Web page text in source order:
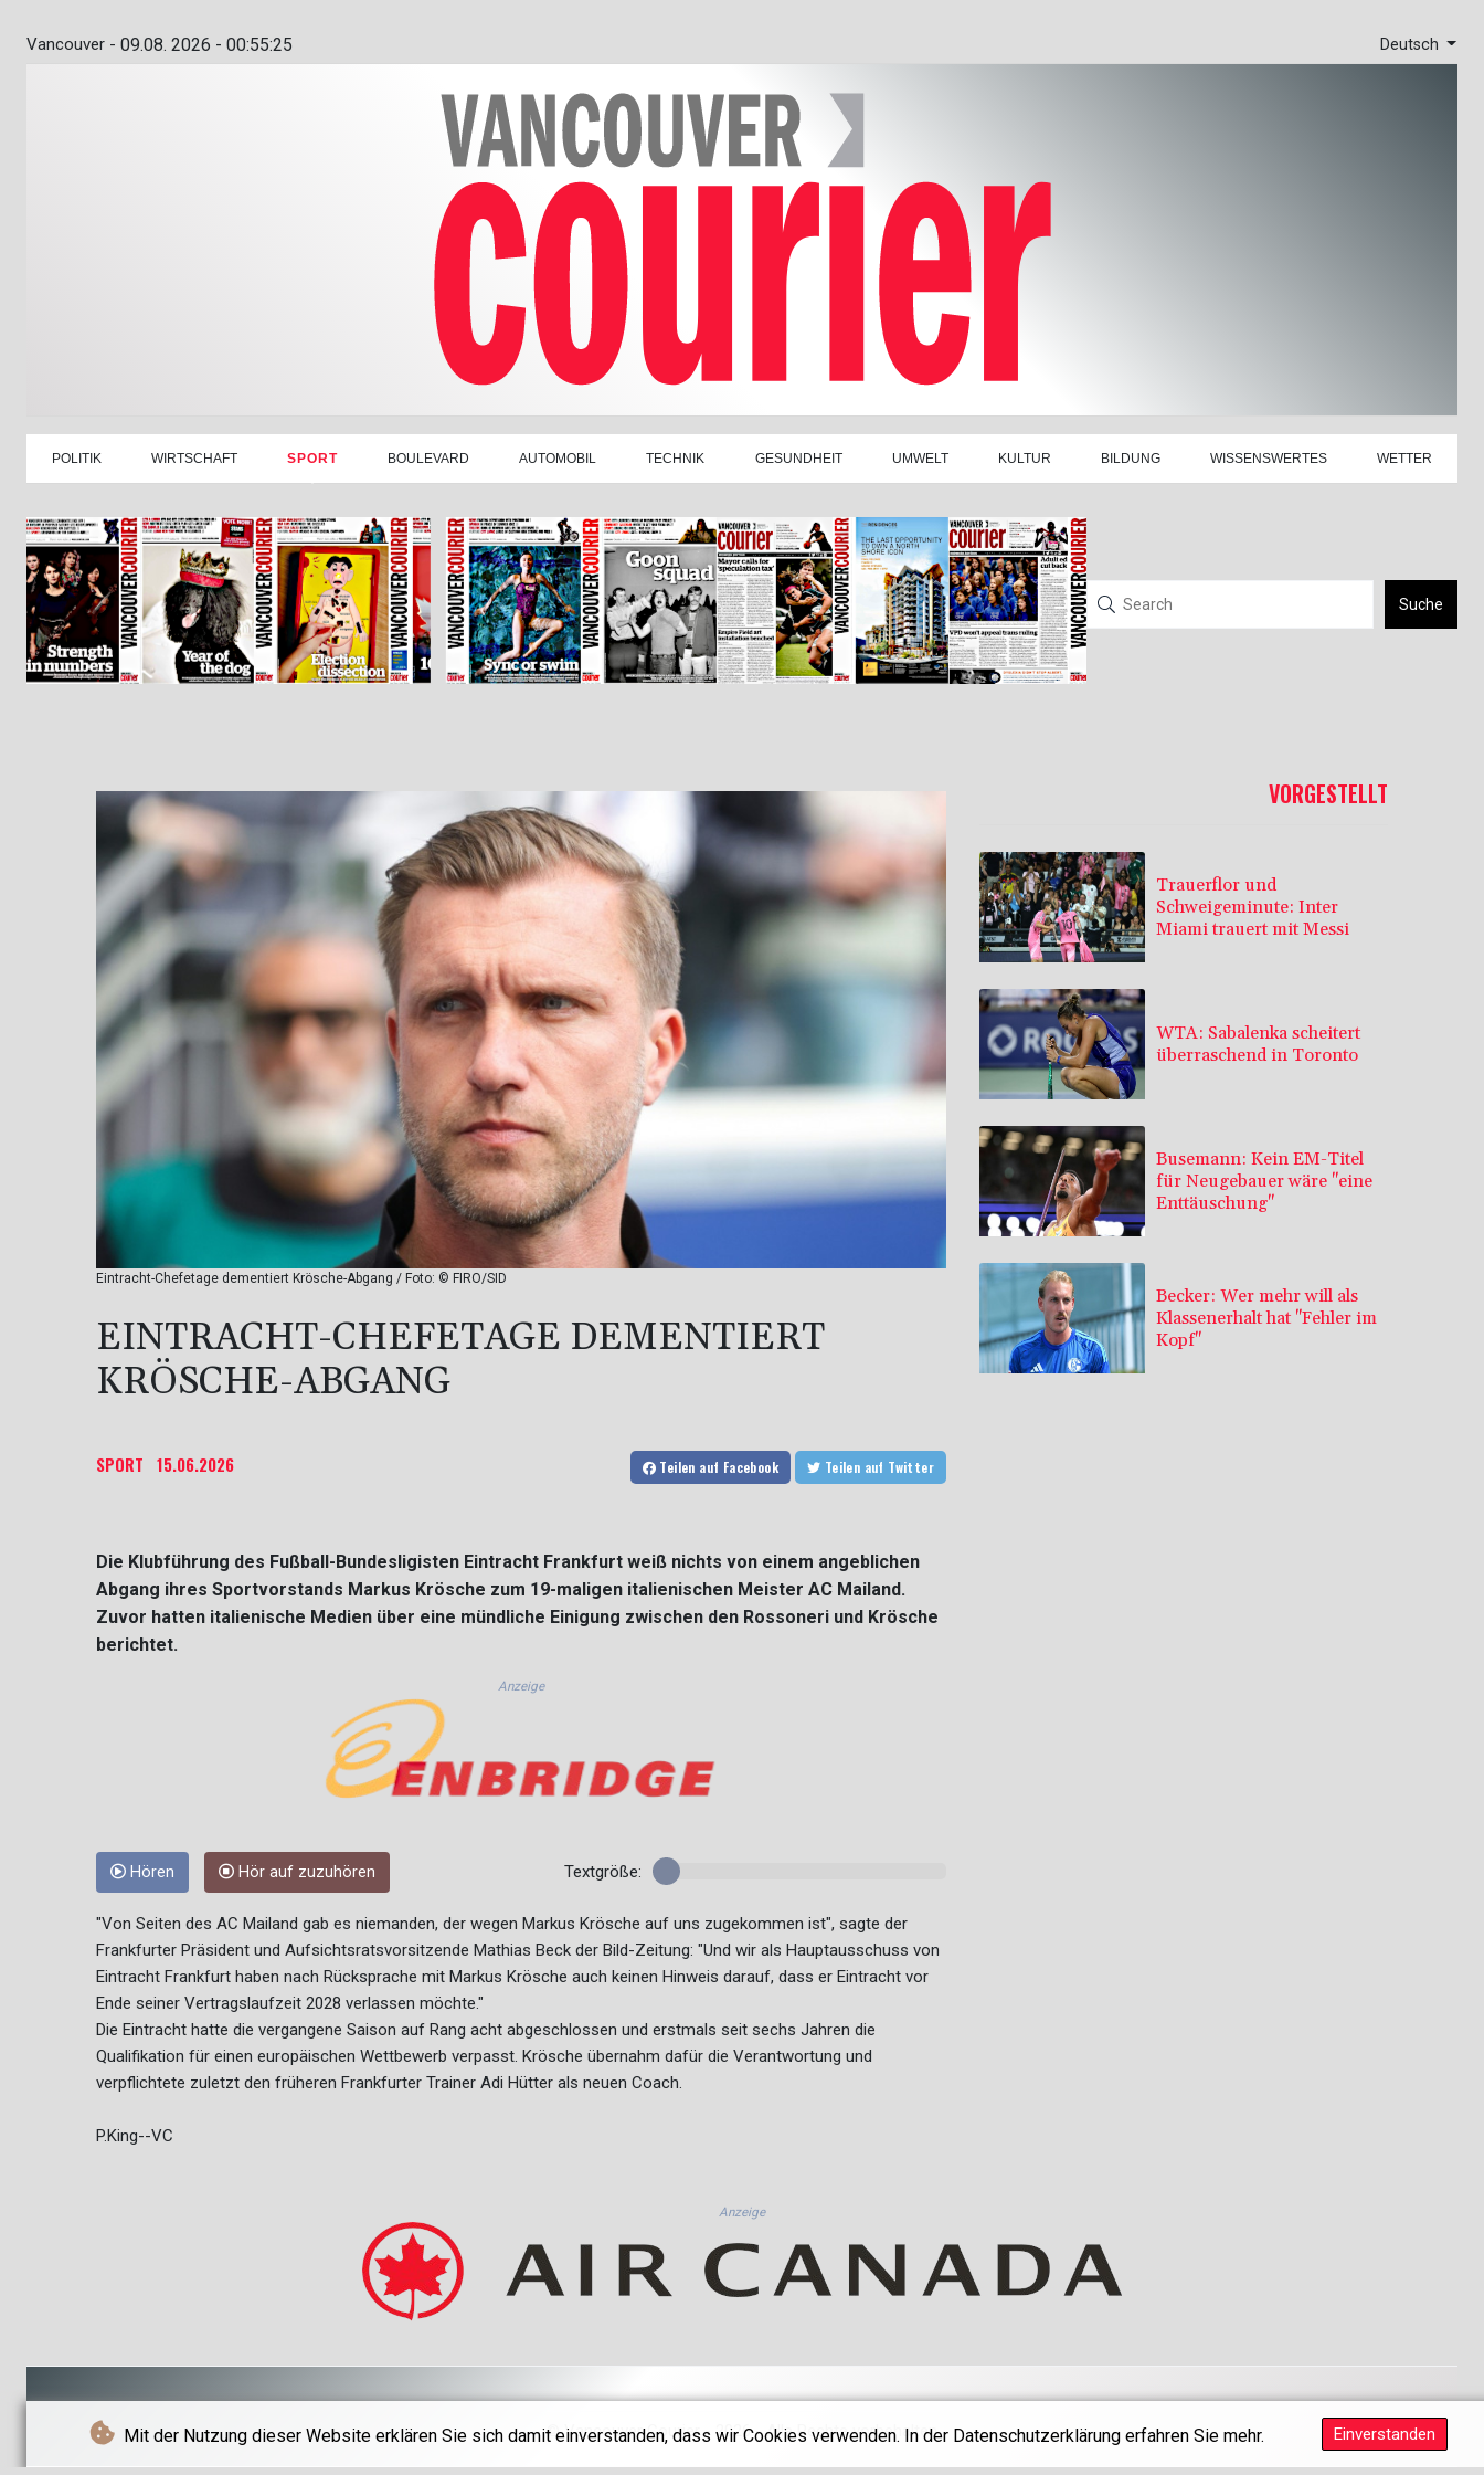
Mit der Nutzung dieser Website erklären Sie sich damit einverstanden, dass wir Cookies verwenden. In der Datenschutzerklärung erfahren Sie mehr. Einverstanden
Vancouver - 09.08. 2026 - 00:55:26 Deutsch
POLITIK WIRTSCHAFT SPORT BOULEVARD AUTOMOBIL TECHNIK GESUNDHEIT UMWELT KULTUR BILDUNG WISSENSWERTES WETTER
Suche
Eintracht-Chefetage dementiert Krösche-Abgang / Foto: © FIRO/SID
EINTRACHT-CHEFETAGE DEMENTIERT
KRÖSCHE-ABGANG
SPORT 15.06.2026 Teilen auf Facebook Teilen auf Twitter
Die Klubführung des Fußball-Bundesligisten Eintracht Frankfurt weiß nichts von einem angeblichen
Abgang ihres Sportvorstands Markus Krösche zum 19-maligen italienischen Meister AC Mailand.
Zuvor hatten italienische Medien über eine mündliche Einigung zwischen den Rossoneri und Krösche
berichtet.
Anzeige
Hören Hör auf zuzuhören Textgröße:
"Von Seiten des AC Mailand gab es niemanden, der wegen Markus Krösche auf uns zugekommen ist", sagte der
Frankfurter Präsident und Aufsichtsratsvorsitzende Mathias Beck der Bild-Zeitung: "Und wir als Hauptausschuss von
Eintracht Frankfurt haben nach Rücksprache mit Markus Krösche auch keinen Hinweis darauf, dass er Eintracht vor
Ende seiner Vertragslaufzeit 2028 verlassen möchte."
Die Eintracht hatte die vergangene Saison auf Rang acht abgeschlossen und erstmals seit sechs Jahren die
Qualifikation für einen europäischen Wettbewerb verpasst. Krösche übernahm dafür die Verantwortung und
verpflichtete zuletzt den früheren Frankfurter Trainer Adi Hütter als neuen Coach.
P.King--VC
VORGESTELLT
Trauerflor und
Schweigeminute: Inter
Miami trauert mit Messi
WTA: Sabalenka scheitert
überraschend in Toronto
Busemann: Kein EM-Titel
für Neugebauer wäre "eine
Enttäuschung"
Becker: Wer mehr will als
Klassenerhalt hat "Fehler im
Kopf"
Anzeige
© Vancouver Courier - 2026 - Alle Rechte vorbehalten